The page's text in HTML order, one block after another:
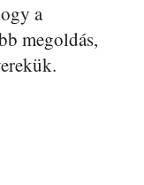
a
megoldás,